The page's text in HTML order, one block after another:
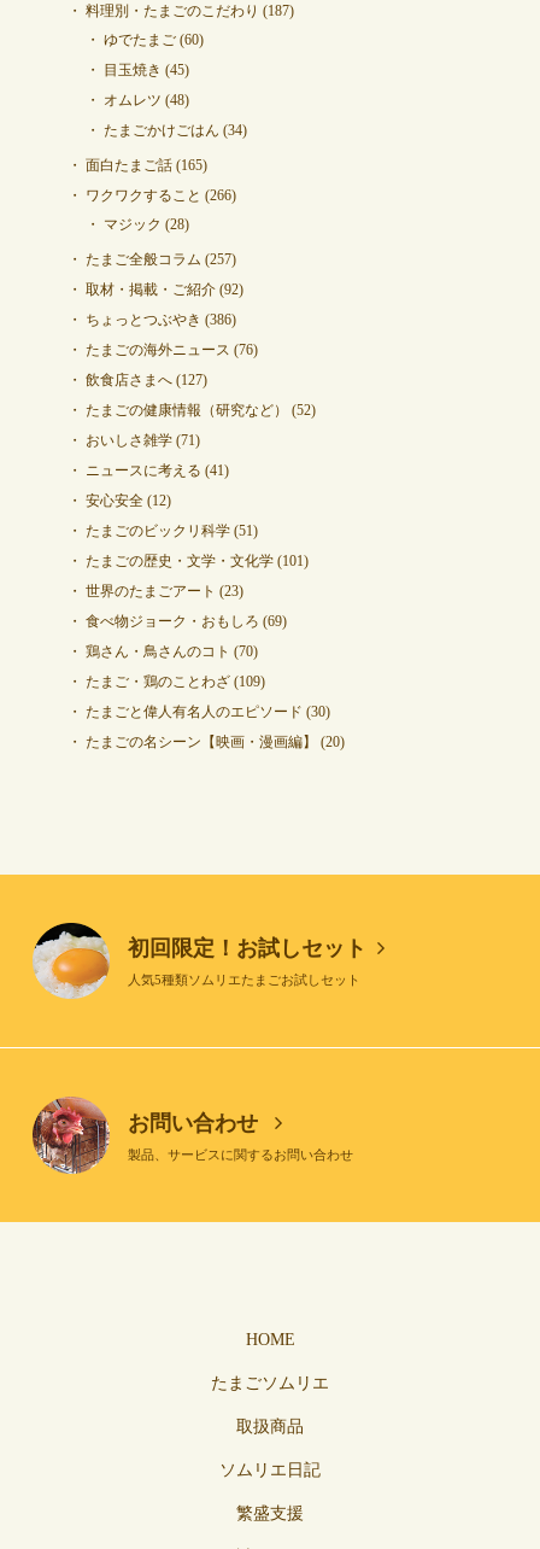
料理別・たまごのこだわり (187)
ゆでたまご(60)
目玉焼き (45)
オムレツ (48)
たまごかけごはん (34)
面白たまご話(165)
ワクワクすること (266)
マジック (28)
たまご全般コラム (257)
取材・掲載・ご紹介(92)
ちょっとつぶやき (386)
たまごの海外ニュース (76)
飲食店さまへ(127)
たまごの健康情報（研究など）
(52)
おいしさ雑学(71)
ニュースに考える (41)
安心安全(12)
たまごのビックリ科学(51)
たまごの歴史・文学・文化学(101)
世界のたまごアート (23)
食べ物ジョーク・おもしろ (69)
鶏さん・鳥さんのコト (70)
たまご・鶏のことわざ(109)
たまごと偉人有名人のエピソード (30)
たまごの名シーン【映画・漫画編】
(20)
初回限定！お試しセット
人気5種類ソムリエたまごお試しセット
お問い合わせ
製品、サービスに関するお問い合わせ
HOME
たまごソムリエ
取扱商品
ソムリエ日記
繁盛支援